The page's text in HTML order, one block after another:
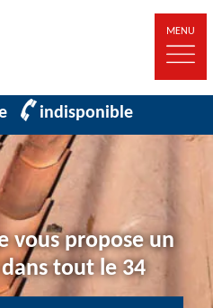
MENU
indisponible
vous propose un
tout le 34